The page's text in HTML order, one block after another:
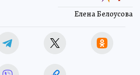
Елена Белоусова